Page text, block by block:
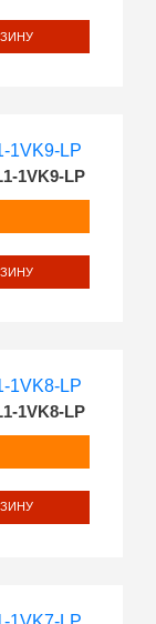
1VK9-LP
1VK8-LP